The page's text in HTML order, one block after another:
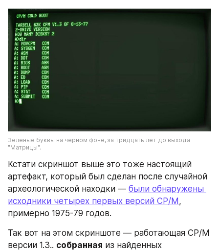
Зеленые буквы на черном фоне, за тридцать лет до выхода
"Матрицы".
Кстати скриншот выше это тоже настоящий
артефакт, который был сделан после случайной
археологической находки — были обнаружены
исходники четырех первых версий CP/M ,
примерно 1975-79 годов.
Так вот на этом скриншоте — работающая CP/M
версии 1.3.. собранная из найденных